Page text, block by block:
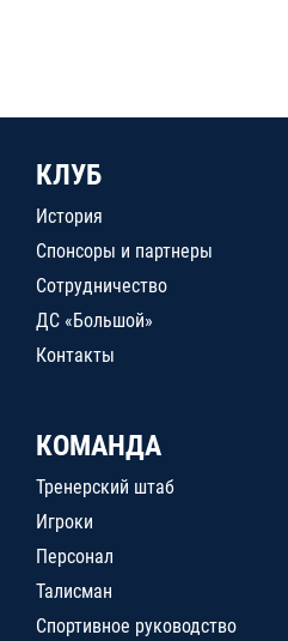
КЛУБ
История
Спонсоры и партнеры
Сотрудничество
ДС «Большой»
Контакты
КОМАНДА
Тренерский штаб
Игроки
Персонал
Талисман
Спортивное руководство